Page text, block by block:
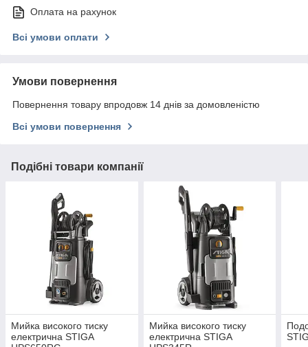
Оплата на рахунок
Всі умови оплати
Умови повернення
Повернення товару впродовж 14 днів за домовленістю
Всі умови повернення
Подібні товари компанії
Мийка високого тиску
електрична STIGA
Мийка високого тиску
електрична STIGA